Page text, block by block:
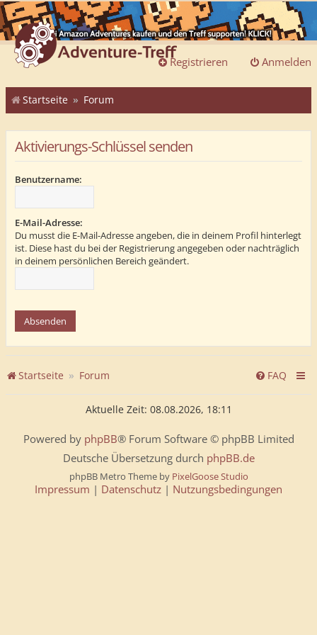
Anmelden
Registrieren
Startseite Forum
Aktivierungs-Schlüssel senden
Benutzername:
E-Mail-Adresse:
Du musst die E-Mail-Adresse angeben, die in deinem Profil hinterlegt
ist. Diese hast du bei der Registrierung angegeben oder nachträglich
in deinem persönlichen Bereich geändert.
Startseite Forum FAQ
Aktuelle Zeit: 08.08.2026, 18:11
Powered by phpBB® Forum Software © phpBB Limited
Deutsche Übersetzung durch phpBB.de
phpBB Metro Theme by PixelGoose Studio
Impressum | Datenschutz | Nutzungsbedingungen